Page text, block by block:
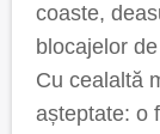
coaste,
blocajelor
Cu cealaltă
așteptate: o